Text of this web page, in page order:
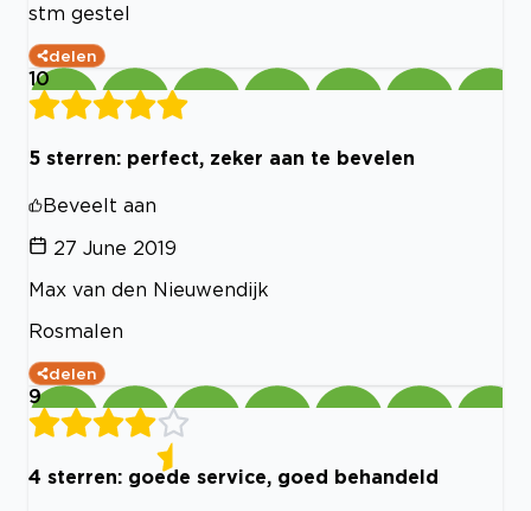
stm gestel
delen
10
5 sterren: perfect, zeker aan te bevelen
Beveelt aan
27 June 2019
Max van den Nieuwendijk
Rosmalen
delen
9
4 sterren: goede service, goed behandeld